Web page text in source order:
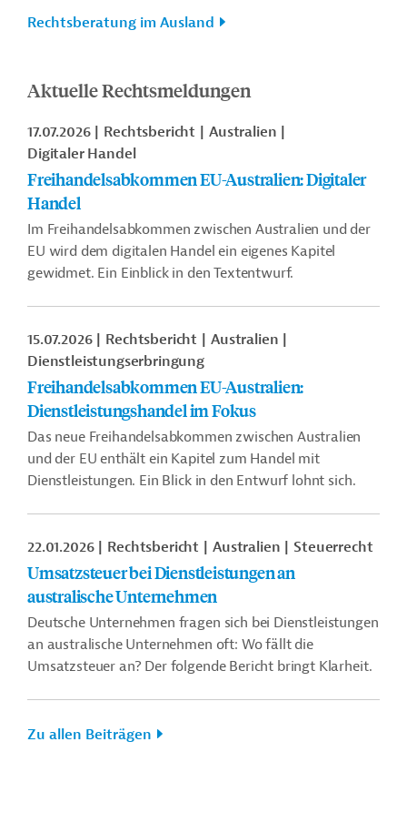
Rechtsberatung im Ausland
Aktuelle Rechtsmeldungen
17.07.2026 Rechtsbericht
Australien
Digitaler Handel
Freihandelsabkommen EU-Australien: Digitaler
Handel
Im Freihandelsabkommen zwischen Australien und der
EU wird dem digitalen Handel ein eigenes Kapitel
gewidmet. Ein Einblick in den Textentwurf.
15.07.2026 Rechtsbericht
Australien
Dienstleistungserbringung
Freihandelsabkommen EU-Australien:
Dienstleistungshandel im Fokus
Das neue Freihandelsabkommen zwischen Australien
und der EU enthält ein Kapitel zum Handel mit
Dienstleistungen. Ein Blick in den Entwurf lohnt sich.
22.01.2026 Rechtsbericht Australien Steuerrecht
Umsatzsteuer bei Dienstleistungen an
australische Unternehmen
Deutsche Unternehmen fragen sich bei Dienstleistungen
an australische Unternehmen oft: Wo fällt die
Umsatzsteuer an? Der folgende Bericht bringt Klarheit.
Zu allen Beiträgen